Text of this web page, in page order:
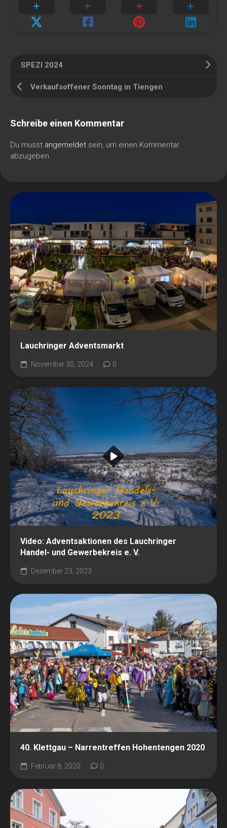
SPEZI 2024
Verkaufsoffener Sonntag in Tiengen
Schreibe einen Kommentar
Du musst angemeldet sein, um einen Kommentar
abzugeben.
Lauchringer Adventsmarkt
November 30, 2024 0
Video: Adventsaktionen des Lauchringer
Handel- und Gewerbekreis e. V.
Dezember 23, 2023
40. Klettgau – Narrentreffen Hohentengen 2020
Februar 8, 2020 0